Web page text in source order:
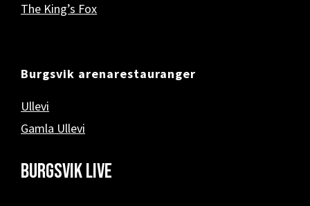
The King’s Fox
Burgsvik arenarestauranger
Ullevi
Gamla Ullevi
Burgsvik Live